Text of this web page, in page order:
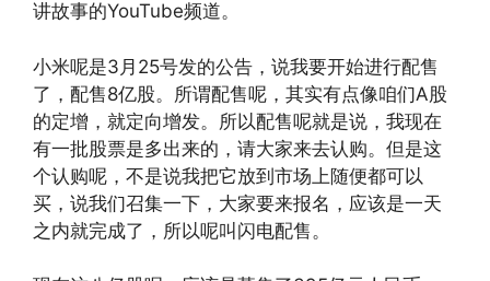
讲故事的YouTube频道。
小米呢是3月25号发的公告，说我要开始进行配售
了，配售8亿股。所谓配售呢，其实有点像咱们A股
的定增，就定向增发。所以配售呢就是说，我现在
有一批股票是多出来的，请大家来去认购。但是这
个认购呢，不是说我把它放到市场上随便都可以
买，说我们召集一下，大家要来报名，应该是一天
之内就完成了，所以呢叫闪电配售。